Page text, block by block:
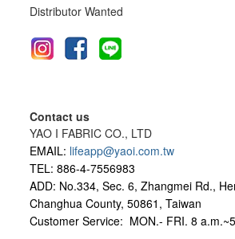
Distributor Wanted
Contact us
YAO I FABRIC CO., LTD
EMAIL: lifeapp@yaoi.com.tw
TEL: 886-4-7556983
ADD: No.334, Sec. 6, Zhangmei Rd.,
Changhua County, 50861, Taiwan
Customer Service: MON.- FRI. 8